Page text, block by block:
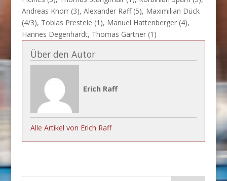
Andreas Knorr (3), Alexander Raff (5), Maximilian Dück
(4/3), Tobias Prestele (1), Manuel Hattenberger (4),
Hannes Degenhardt, Thomas Gärtner (1)
Über den Autor
Erich Raff
Alle Artikel von Erich Raff